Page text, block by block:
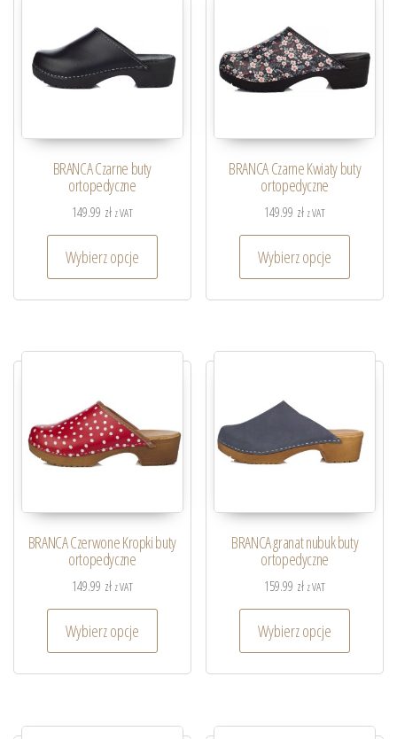
BRANCA Czarne buty
ortopedyczne
149.99 zł z VAT
Wybierz opcje
BRANCA Czarne Kwiaty buty
ortopedyczne
149.99 zł z VAT
Wybierz opcje
BRANCA Czerwone Kropki buty
ortopedyczne
149.99 zł z VAT
Wybierz opcje
BRANCA granat nubuk buty
ortopedyczne
159.99 zł z VAT
Wybierz opcje